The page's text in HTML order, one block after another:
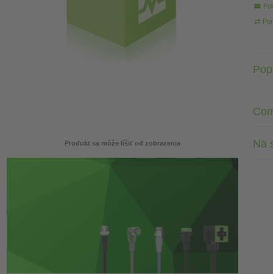
Produkt sa môže líšiť od zobrazenia Na